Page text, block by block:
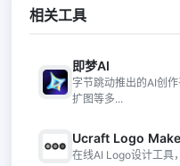
相关工具
即梦AI
字节跳动推出的AI创
扩图等多...
Ucraft Logo
在线AI Logo设计工具